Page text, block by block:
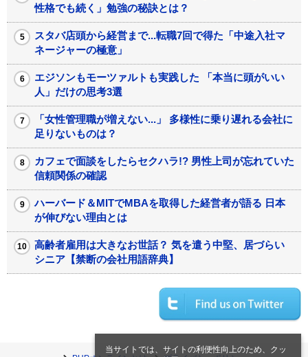
当サイトでは、サイトの利便性向上のため、クッ
性格でも続く」勉強の秘訣とは？
スタバ店頭から経営まで...転職7回で得た「中途入社マ
ネージャーの極意」
エジソンもモーツァルトも実践した 「本当に頭がいい
人」だけの思考3選
「女性管理職が増えない...」 多様性に乗り遅れる会社に
足りないものは？
カフェで面談をしたらセクハラ!? 男性上司が忘れていた
信頼関係の確認
ハーバード＆MITでMBAを取得した経営者が語る 日本
が伸びない理由とは
高齢者雇用は大きなお世話？ 気を遣う中堅、居づらい
シニア【禁断の会社用語辞典】